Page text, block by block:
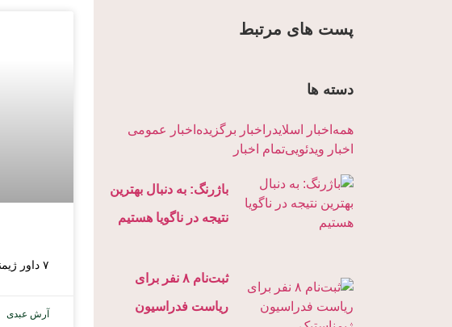
پست های مرتبط
دسته ها
همه اخبار اسلایدر اخبار برگزیده اخبار عمومی
اخبار ویدئوییتمام اخبار
باژرنگ: به دنبال بهترین
نتیجه در ناگویا هستیم
ثبت‌نام ۸ نفر برای
ریاست فدراسیون
۷ داور ژیمناستیک ایرانی در بازی‌های آسیایی ناگویا
آرش عبدی